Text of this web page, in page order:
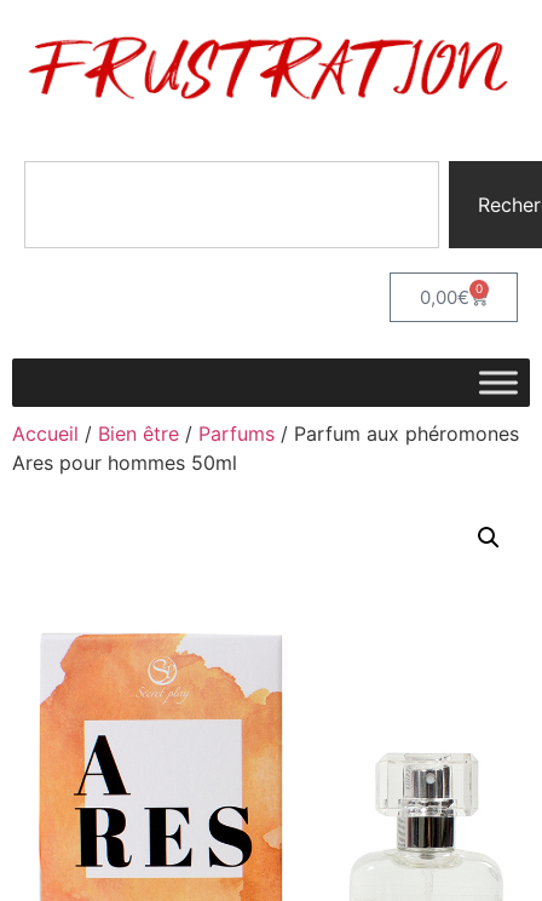
0,00€ 0
Accueil / Bien être / Parfums / Parfum aux phéromones
Ares pour hommes 50ml